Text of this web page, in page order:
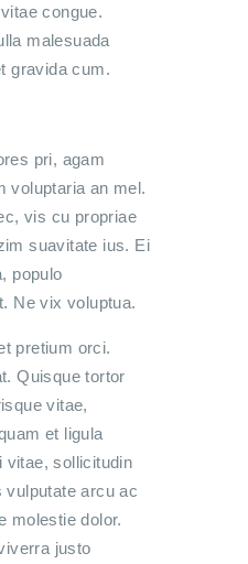
congue.
malesuada
gravida cum.
pri, agam
voluptaria an mel.
vis cu propriae
suavitate ius. Ei
populo
Ne vix voluptua.
pretium orci.
Quisque tortor
vitae,
et ligula
vitae, sollicitudin
arcu ac
molestie dolor.
justo